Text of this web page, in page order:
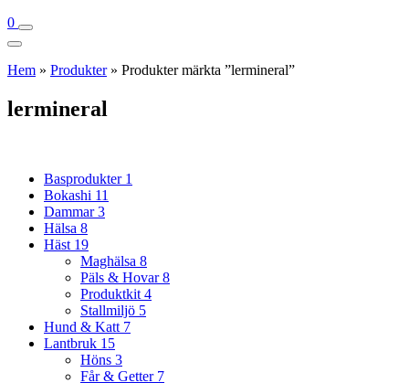
0
Hem » Produkter» Produkter märkta ”lermineral”
lermineral
Basprodukter 1
Bokashi 11
Dammar3
Hälsa 8
Häst 19
Maghälsa 8
Päls & Hovar8
Produktkit 4
Stallmiljö 5
Hund & Katt 7
Lantbruk 15
Höns 3
Får & Getter 7